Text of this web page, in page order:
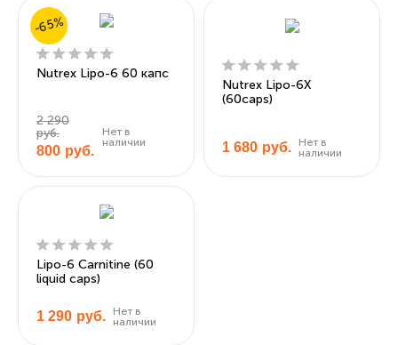
Nutrex Lipo-6 60 капс
2 290
руб.
800 руб.
Нет в
наличии
-65%
Nutrex Lipo-6X
(60caps)
1 680 руб.
Нет в
наличии
Lipo-6 Carnitine (60
liquid caps)
1 290 руб.
Нет в
наличии